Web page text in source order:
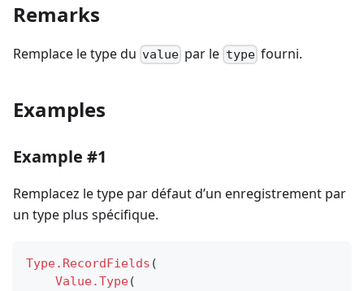
Remarks
Remplace le type du value par le typefourni.
Examples
Example #1
Remplacez le type par défaut d’un enregistrement par
un type plus spécifique.
Type.RecordFields (
Value.Type(